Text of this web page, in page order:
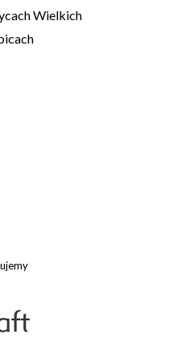
Wielkich